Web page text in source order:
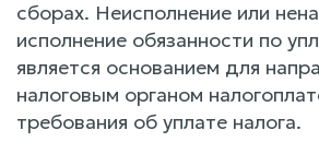
сборах. Неисполнение или
исполнение обязанности по
является основанием для
налоговым органом
требования об уплате налога.